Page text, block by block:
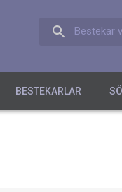
Bestekar
BESTEKARLAR